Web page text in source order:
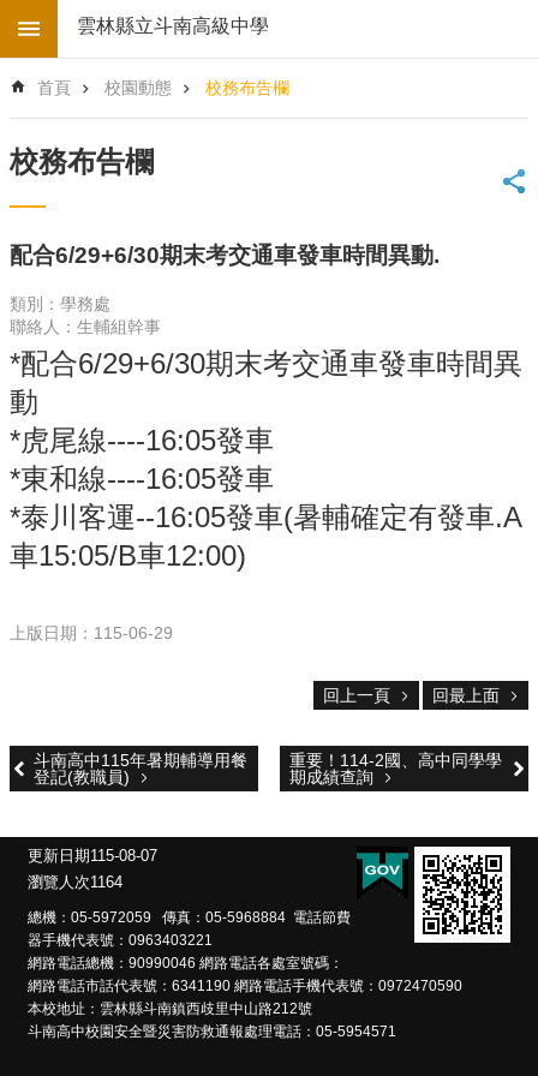
跳到主要內容區塊
階
搜
首
頁
學
校
電
子
地
圖
後
台
登
入
雲
林
府
意
見
反
認
識
本
校
校
園
成
雲林縣立斗南高級中學
首頁 校園動態 校務布告欄
校務布告欄
配合6/29+6/30期末考交通車發車時間異動.
類別：學務處
聯絡人：生輔組幹事
*配合6/29+6/30期末考交通車發車時間異
動
*虎尾線----16:05發車
*東和線----16:05發車
*泰川客運--16:05發車(暑輔確定有發車.A
車15:05/B車12:00)
上版日期：115-06-29
回上一頁 回最上面
斗南高中115年暑期輔導用餐
登記(教職員)
重要！114-2國、高中同學學
期成績查詢
更新日期115-08-07
瀏覽人次1164
總機：05-5972059 傳真：05-5968884 電話節費
器手機代表號：0963403221
網路電話總機：90990046 網路電話各處室號碼：
網路電話市話代表號：6341190 網路電話手機代表號：0972470590
本校地址：雲林縣斗南鎮西歧里中山路212號
斗南高中校園安全暨災害防救通報處理電話：05-5954571